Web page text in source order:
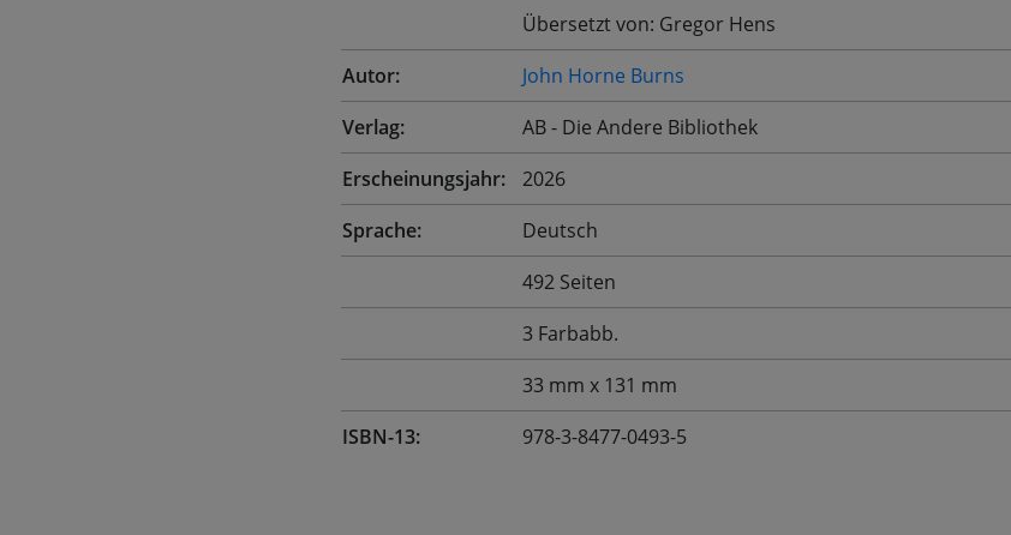
Übersetzt von: Gregor Hens
Autor:
John Horne Burns
Verlag:
AB - Die Andere Bibliothek
Erscheinungsjahr:
2026
Sprache:
Deutsch
492 Seiten
3 Farbabb.
33 mm x 131 mm
ISBN-13:
978-3-8477-0493-5